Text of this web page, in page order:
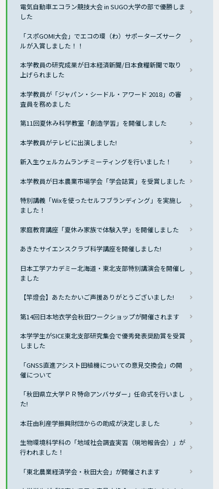
電気自動車エコラン競技大会 in SUGO大学の部で優勝しま
した
「スポGOMI大会」でエコの環（わ）サポーターズサーク
ルが入賞しました！！
本学教員の研究成果が日本経済新聞/日本食糧新聞で取り
上げられました
本学教員が「ジャパン・シードル・アワード 2018」の審
査員を務めました
第11回夏休み科学教室「創造学習」を開催しました
本学教員がテレビに出演しました!
新入生ウェルカムランチミーティングを行いました！
本学教員が日本農業市場学会「学会誌賞」を受賞しました
特別講義「Wixを使ったセルフブランディング」を実施し
ました！
家庭教育講座「夏休み家族で体験入学」を開催しました
あきたサイエンスクラブ科学講座を開催しました!
日本工学アカデミー北海道・東北支部特別講演会を開催し
ました
【竿燈会】あたたかいご声援ありがとうございました!
第14回日本地衣学会秋田ワークショップが開催されます
本学学生がSICE東北支部研究集会で優秀発表奨励賞を受賞
しました
「GNSS直進アシスト田植機についての意見交換会」の開
催について
「秋田県立大学ＰＲ特命アンバサダー」任命式を行いまし
た!
本荘由利産学振興財団からの助成が決定しました
生物環境科学科の「地域社会調査実習（現地報告会）」が
行われました！
「東北農業経済学会・秋田大会」が開催されます